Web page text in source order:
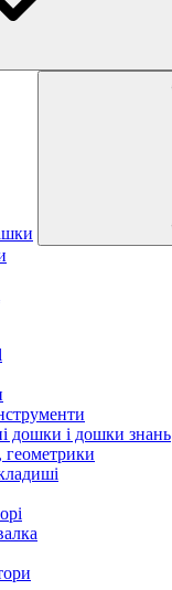
дошки і дошки знань
геометрики